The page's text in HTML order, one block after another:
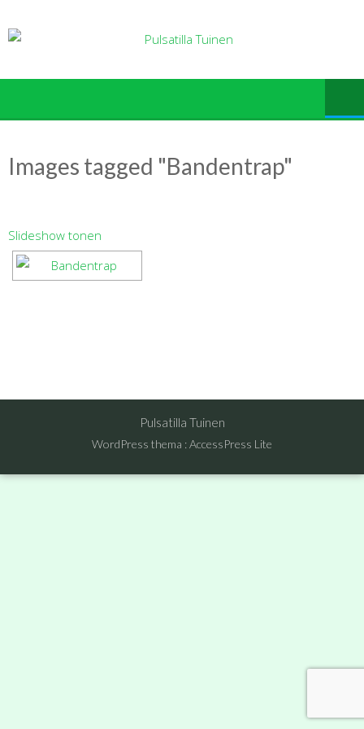
naar
inhoud
Images tagged "Bandentrap"
Slideshow tonen
Pulsatilla Tuinen
WordPress thema :AccessPress Lite